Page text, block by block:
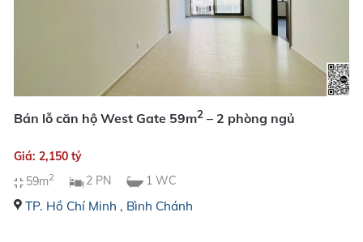
Bán lỗ căn hộ West Gate 59m2– 2 phòng ngủ
Giá: 2,150 tỷ
59m2 2 PN 1 WC
TP. Hồ Chí Minh , Bình Chánh